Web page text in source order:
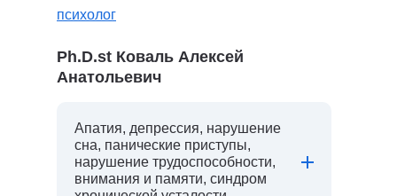
психолог
Ph.D.st Коваль Алексей
Анатольевич
Апатия, депрессия, нарушение
сна, панические приступы,
нарушение трудоспособности,
внимания и памяти, синдром